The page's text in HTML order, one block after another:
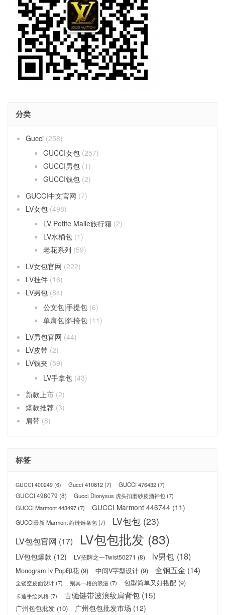
分类
Gucci (258)
GUCCI女包 (257)
GUCCI男包 (1)
GUCCI钱包 (2)
GUCCI中文官网 (7)
LV女包 (498)
LV Petite Maiie旅行箱 (2)
LV水桶包 (1)
老花系列 (59)
LV女包官网 (222)
LV挂件 (16)
LV男包 (84)
公文包|手提包 (6)
单肩包|斜挎包 (11)
LV男包官网 (44)
LV皮带 (2)
LV钱夹 (59)
LV手拿包 (43)
新款上市 (2)
爆款推荐 (3)
肩带 (8)
标签
GUCCI 400249 (6) Gucci 410812(7) GUCCI 476432(7)
GUCCI 498079 (8) Gucci Dionysus 虎头扣磨砂皮酒神包(7)
GUCCI Marmont 443497(7) GUCCI Marmont 446744 (11)
GUCCI最新 Marmont 绗缝链条包(7) LV包包 (23)
LV包包官网 (17) LV包包批发 (83)
LV包包爆款 (12) LV招牌之一Twist50271 (8) lv男包 (18)
Monogram lv Pop印花 (9) 中间V字型设计 (9) 全钢五金 (14)
全镂空皮面设计(7) 别具一格的浪漫 (7) 包型简单又好搭配 (9)
卡通手绘风格(7) 古驰链带波浪纹肩背包 (15)
广州包包批发 (10) 广州包包批发市场 (12)